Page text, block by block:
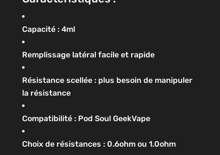
Capacité : 4ml
Remplissage latéral facile et rapide
Résistance scellée : plus besoin de manipuler
la résistance
Compatibilité : Pod Soul GeekVape
Choix de résistances : 0.6ohm ou 1.0ohm